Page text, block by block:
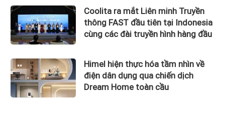
Coolita ra mắt Liên minh Truyền
thông FAST đầu tiên tại Indonesia
cùng các đài truyền hình hàng đầu
Himel hiện thực hóa tầm nhìn về
điện dân dụng qua chiến dịch
Dream Home toàn cầu